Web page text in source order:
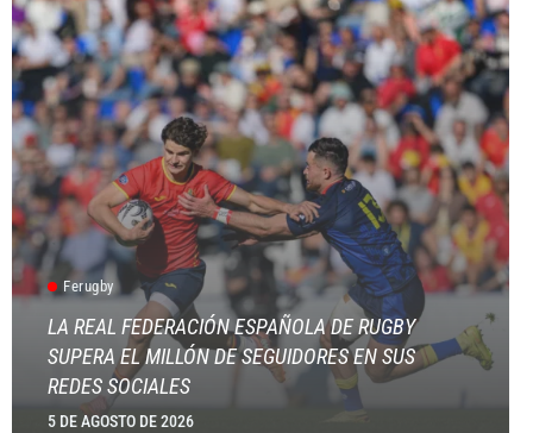
Ferugby
LA REAL FEDERACIÓN ESPAÑOLA DE RUGBY
SUPERA EL MILLÓN DE SEGUIDORES EN SUS
REDES SOCIALES
5 DE AGOSTO DE 2026